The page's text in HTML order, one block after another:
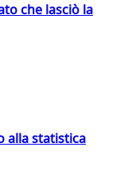
che lasciò la
alla statistica